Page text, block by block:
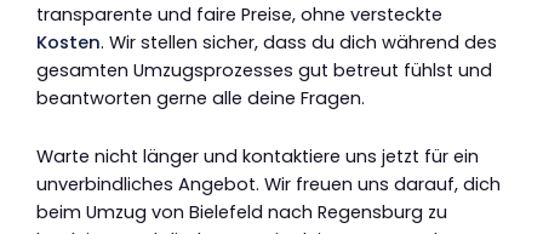
transparente und faire Preise, ohne versteckte
Kosten. Wir stellen sicher, dass du dich während des
gesamten Umzugsprozesses gut betreut fühlst und
beantworten gerne alle deine Fragen.
Warte nicht länger und kontaktiere uns jetzt für ein
unverbindliches Angebot. Wir freuen uns darauf, dich
beim Umzug von Bielefeld nach Regensburg zu